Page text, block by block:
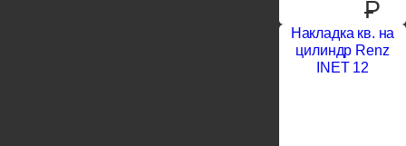
P
Накладка кв. на
цилиндр Renz
INET 12